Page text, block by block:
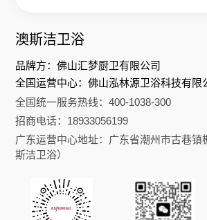
澳斯洁卫浴
品牌方：佛山汇梦厨卫有限公司
全国运营中心：佛山泓林源卫浴科技有限
全国统一服务热线：400-1038-300
招商电话：18933056199
广东运营中心地址：广东省潮州市古巷镇
斯洁卫浴）